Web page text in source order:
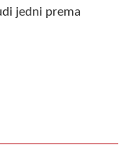
jedni prema